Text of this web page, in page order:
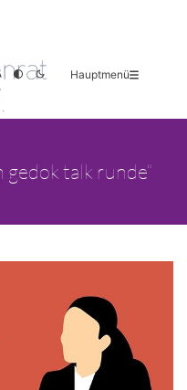
Hauptmenü
talk runde“